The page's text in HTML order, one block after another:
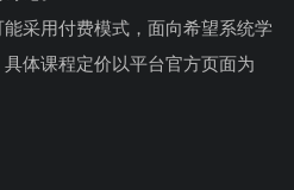
采用付费模式，面向希望系统学
体课程定价以平台官方页面为